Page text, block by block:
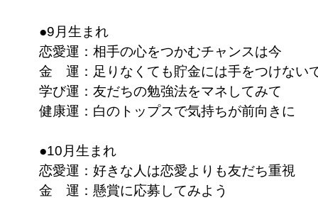
●9月生まれ
恋愛運：相手の心をつかむチャンスは今
金 運：足りなくても貯金には手をつけない
学び運：友だちの勉強法をマネしてみて
健康運：白のトップスで気持ちが前向きに
●10月生まれ
恋愛運：好きな人は恋愛よりも友だち重視
金 運：懸賞に応募してみよう